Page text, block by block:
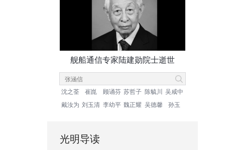
舰船通信专家陆建勋院士逝世
沈之荃 崔崑 顾诵芬 苏哲子 陈毓川
吴咸中
戴汝为 刘玉清 李幼平 魏正耀 吴德馨 孙玉
光明导读